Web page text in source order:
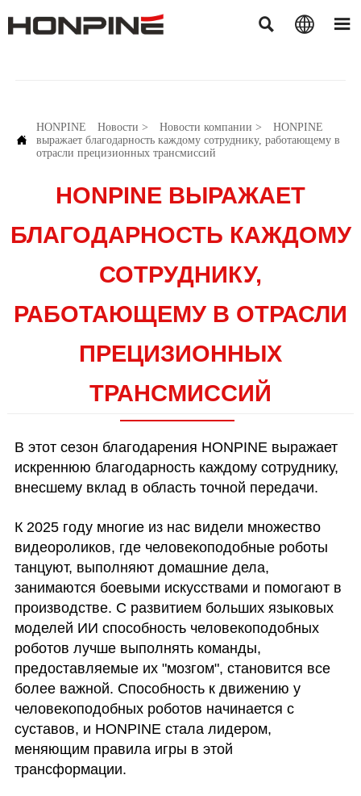
  

HONPINE Новости > Новости компании >
HONPINE
выражает благодарность каждому сотруднику, работающему в
отрасли прецизионных трансмиссий
HONPINE ВЫРАЖАЕТ
БЛАГОДАРНОСТЬ КАЖДОМУ
СОТРУДНИКУ,
РАБОТАЮЩЕМУ В ОТРАСЛИ
ПРЕЦИЗИОННЫХ
ТРАНСМИССИЙ
В этот сезон благодарения HONPINE выражает
искреннюю благодарность каждому сотруднику,
внесшему вклад в область точной передачи.
К 2025 году многие из нас видели множество
видеороликов, где человекоподобные роботы
танцуют, выполняют домашние дела,
занимаются боевыми искусствами и помогают в
производстве. С развитием больших языковых
моделей ИИ способность человекоподобных
роботов лучше выполнять команды,
предоставляемые их "мозгом", становится все
более важной. Способность к движению у
человекоподобных роботов начинается с
суставов, и HONPINE стала лидером,
меняющим правила игры в этой
трансформации.